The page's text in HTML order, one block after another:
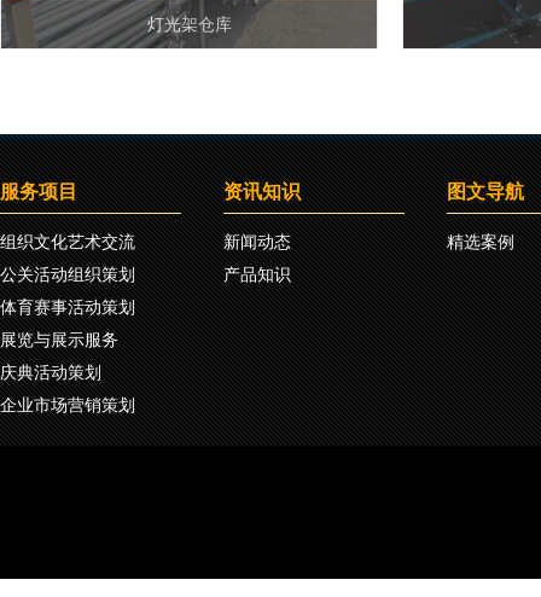
灯光架仓库
服务项目
组织文化艺术交流
公关活动组织策划
体育赛事活动策划
展览与展示服务
庆典活动策划
企业市场营销策划
资讯知识
新闻动态
产品知识
图文导航
精选案例